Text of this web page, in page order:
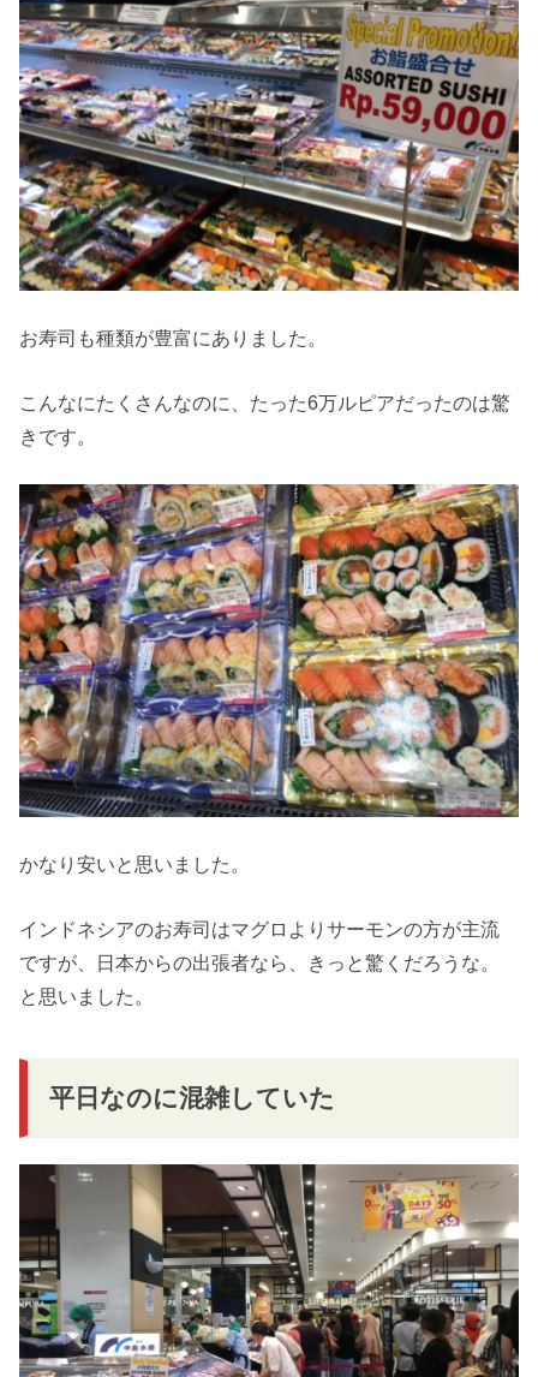
お寿司も種類が豊富にありました。
こんなにたくさんなのに、たった6万ルピアだったのは驚
きです。
かなり安いと思いました。
インドネシアのお寿司はマグロよりサーモンの方が主流
ですが、日本からの出張者なら、きっと驚くだろうな。
と思いました。
平日なのに混雑していた